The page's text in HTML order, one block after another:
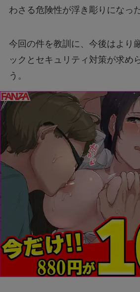
わさる危険性が浮き彫りになっ
今回の件を教訓に、今後はより
ックとセキュリティ対策が求め
う。